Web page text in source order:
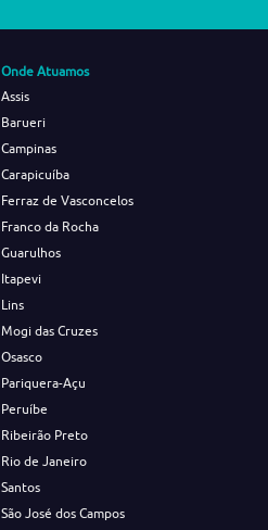
Onde Atuamos
Assis
Barueri
Campinas
Carapicuíba
Ferraz de Vasconcelos
Franco da Rocha
Guarulhos
Itapevi
Lins
Mogi das Cruzes
Osasco
Pariquera-Açu
Peruíbe
Ribeirão Preto
Rio de Janeiro
Santos
São José dos Campos